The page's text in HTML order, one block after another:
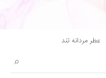
عطر مردانه تند